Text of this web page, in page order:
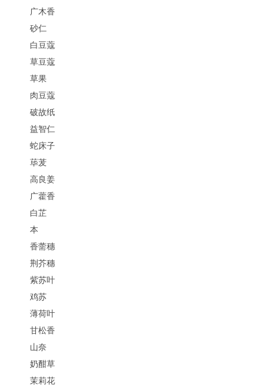
广木香
砂仁
白豆蔻
草豆蔻
草果
肉豆蔻
破故纸
益智仁
蛇床子
荜茇
高良姜
广藿香
白芷
本
香薷穗
荆芥穗
紫苏叶
鸡苏
薄荷叶
甘松香
山奈
奶酣草
茉莉花